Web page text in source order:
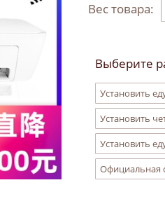
Вес товара:
Выберите
Установить
Установить
Установить
Официальная